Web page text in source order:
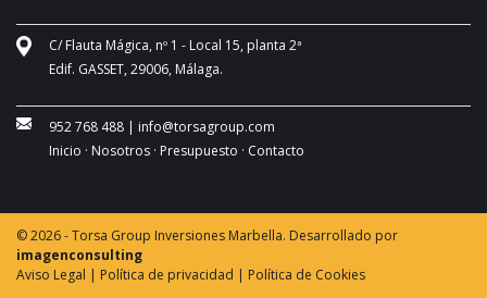
C/ Flauta Mágica, nº 1 - Local 15, planta 2ª
Edif. GASSET, 29006, Málaga.
952 768 488 | info@torsagroup.com
Inicio · Nosotros · Presupuesto · Contacto
© 2026 - Torsa Group Inversiones Marbella. Desarrollado por
imagenconsulting
Aviso Legal | Política de privacidad | Política de Cookies